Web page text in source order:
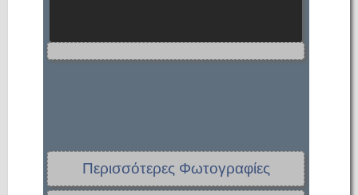
Περισσότερες Φωτογραφίες